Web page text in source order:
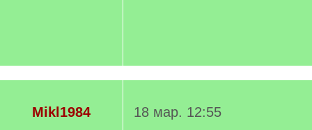
Mikl1984 18 мар. 12:55